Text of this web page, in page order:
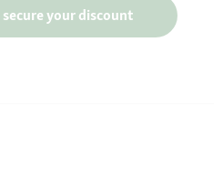
your discount